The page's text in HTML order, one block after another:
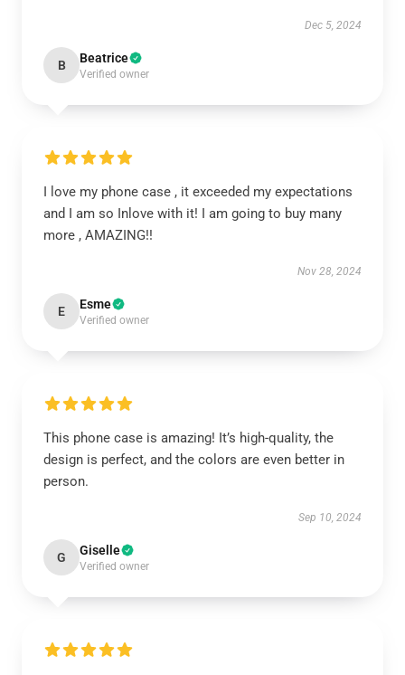
Dec 5, 2024
B Beatrice
Verified owner
I love my phone case , it exceeded my expectations
and I am so Inlove with it! I am going to buy many
more , AMAZING!!
Nov 28, 2024
E Esme
Verified owner
This phone case is amazing! It’s high-quality, the
design is perfect, and the colors are even better in
person.
Sep 10, 2024
G Giselle
Verified owner